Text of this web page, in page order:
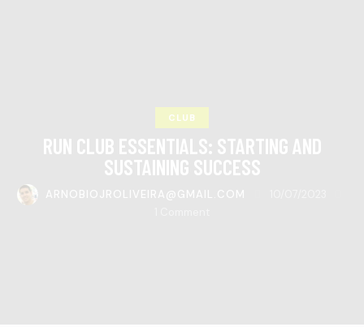
CLUB
RUN CLUB ESSENTIALS: STARTING AND
SUSTAINING SUCCESS
ARNOBIOJROLIVEIRA@GMAIL.COM